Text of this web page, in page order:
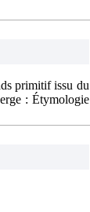
primitif issu du
: Étymologie